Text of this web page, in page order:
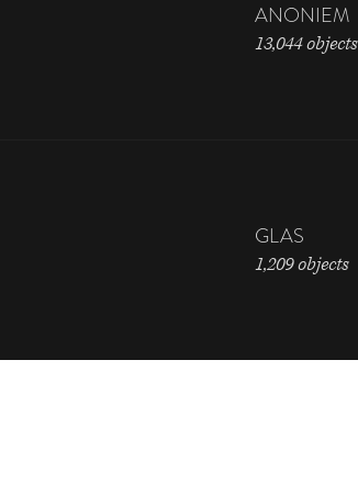
ANONIEM
13,044 objects
GLAS
1,209 objects